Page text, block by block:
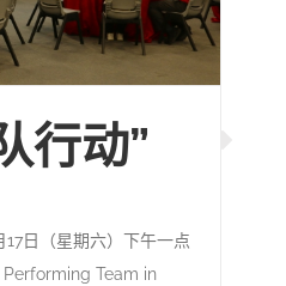
行动”
日（星期六）下午一点
Performing Team in